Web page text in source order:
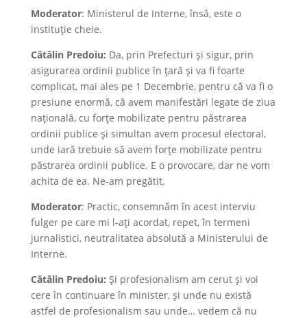
Moderator: Ministerul de Interne, însă, este o
instituție cheie.
Cătălin Predoiu: Da, prin Prefecturi și sigur, prin
asigurarea ordinii publice în țară și va fi foarte
complicat, mai ales pe 1 Decembrie, pentru că va fi o
presiune enormă, că avem manifestări legate de ziua
națională, cu forțe mobilizate pentru păstrarea
ordinii publice și simultan avem procesul electoral,
unde iară trebuie să avem forțe mobilizate pentru
păstrarea ordinii publice. E o provocare, dar ne vom
achita de ea. Ne-am pregătit.
Moderator: Practic, consemnăm în acest interviu
fulger pe care mi l-ați acordat, repet, în termeni
jurnalistici, neutralitatea absolută a Ministerului de
Interne.
Cătălin Predoiu: Și profesionalism am cerut și voi
cere în continuare în minister, și unde nu există
astfel de profesionalism sau unde… vedem că nu